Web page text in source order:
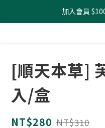
全館滿
加入會員
全館滿
[順天本草]
入/盒
NT$280 NT$310